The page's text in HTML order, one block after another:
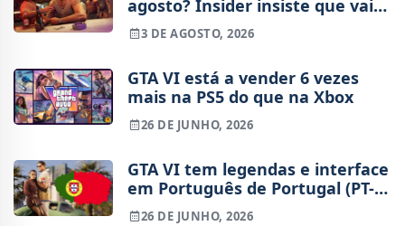
agosto? Insider insiste que vai
haver novidades
3 DE AGOSTO, 2026
GTA VI está a vender 6 vezes
mais na PS5 do que na Xbox
26 DE JUNHO, 2026
GTA VI tem legendas e interface
em Português de Portugal (PT-
PT), diz página da Xbox
26 DE JUNHO, 2026